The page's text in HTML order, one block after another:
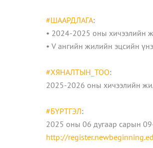
#ШААРДЛАГА:
• 2024-2025 оны хичээлийн
• V ангийн жилийн эцсийн
#ХЯНАЛТЫН_ТОО:
2025-2026 оны хичээлийн
#БҮРТГЭЛ:
2025 оны 06 дугаар сарын
http://